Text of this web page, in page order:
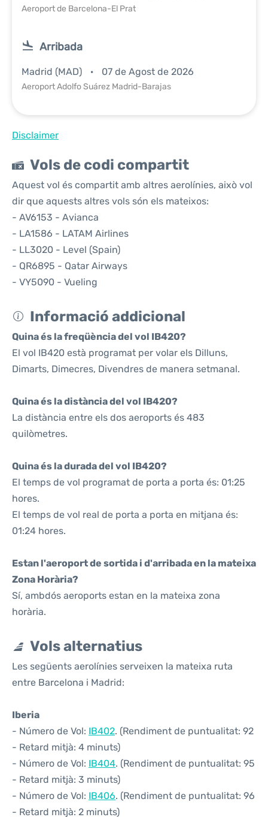
Aeroport de Barcelona-El Prat
Arribada
Madrid (MAD) 07 de Agost de 2026
Aeroport Adolfo Suárez Madrid-Barajas
Disclaimer
Vols de codi compartit
Aquest vol és compartit amb altres aerolínies, això vol
dir que aquests altres vols són els mateixos:
- AV6153 - Avianca
- LA1586 - LATAM Airlines
- LL3020 - Level (Spain)
- QR6895 - Qatar Airways
- VY5090 - Vueling
Informació addicional
Quina és la freqüència del vol IB420?
El vol IB420 està programat per volar els Dilluns,
Dimarts, Dimecres, Divendres de manera setmanal.
Quina és la distància del vol IB420?
La distància entre els dos aeroports és 483
quilòmetres.
Quina és la durada del vol IB420?
El temps de vol programat de porta a porta és: 01:25
hores.
El temps de vol real de porta a porta en mitjana és:
01:24 hores.
Estan l'aeroport de sortida i d'arribada en la mateixa
Zona Horària?
Sí, ambdós aeroports estan en la mateixa zona
horària.
Vols alternatius
Les següents aerolínies serveixen la mateixa ruta
entre Barcelona i Madrid:
Iberia
- Número de Vol: IB402. (Rendiment de puntualitat: 92
- Retard mitjà: 4 minuts)
- Número de Vol: IB404. (Rendiment de puntualitat: 95
- Retard mitjà: 3 minuts)
- Número de Vol: IB406. (Rendiment de puntualitat: 96
- Retard mitjà: 2 minuts)